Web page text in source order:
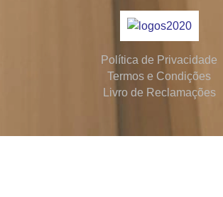
Política de Privacidade
Termos e Condições
Livro de Reclamações